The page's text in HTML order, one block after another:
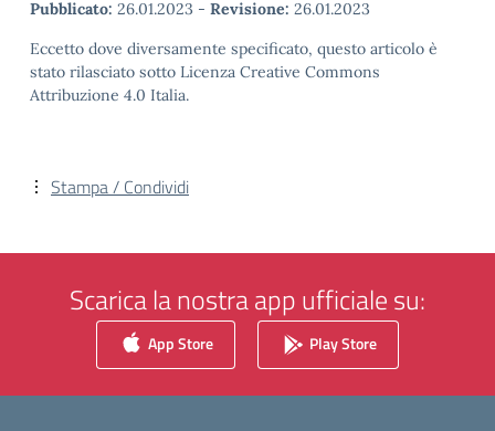
Pubblicato: 26.01.2023 - Revisione: 26.01.2023
Eccetto dove diversamente specificato, questo articolo è
stato rilasciato sotto Licenza Creative Commons
Attribuzione 4.0 Italia.
Stampa / Condividi
Scarica la nostra app ufficiale su:
App Store Play Store